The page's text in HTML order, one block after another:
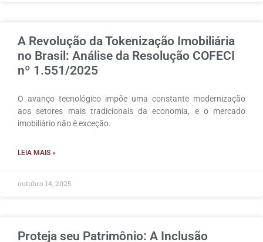
A Revolução da Tokenização Imobiliária
no Brasil: Análise da Resolução COFECI
nº 1.551/2025
O avanço tecnológico impõe uma constante modernização
aos setores mais tradicionais da economia, e o mercado
imobiliário não é exceção.
LEIA MAIS »
outubro 14, 2025
Proteja seu Patrimônio: A Inclusão